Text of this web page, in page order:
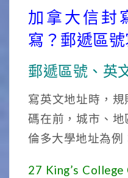
加拿大信封
寫？郵遞區號
郵遞區號、英
寫英文地址時，
碼在前，城市、
倫多大學地址為例
27 King’s College